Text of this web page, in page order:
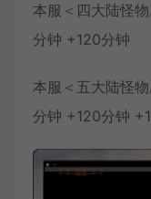
本服＜四大陆怪
分钟 +120分钟
本服＜五大陆怪
分钟 +120分钟